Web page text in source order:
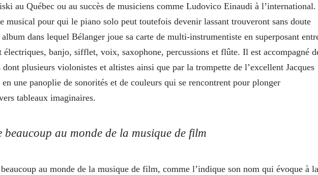
au Québec ou au succès de musiciens comme Ludovico Einaudi à l’international.
musical pour qui le piano solo peut toutefois devenir lassant trouveront sans doute
album dans lequel Bélanger joue sa carte de multi-instrumentiste en superposant
électriques, banjo, sifflet, voix, saxophone, percussions et flûte. Il est accompagné
dont plusieurs violonistes et altistes ainsi que par la trompette de l’excellent Jacques
une panoplie de sonorités et de couleurs qui se rencontrent pour plonger
tableaux imaginaires.
beaucoup au monde de la musique de film
au monde de la musique de film, comme l’indique son nom qui évoque à la